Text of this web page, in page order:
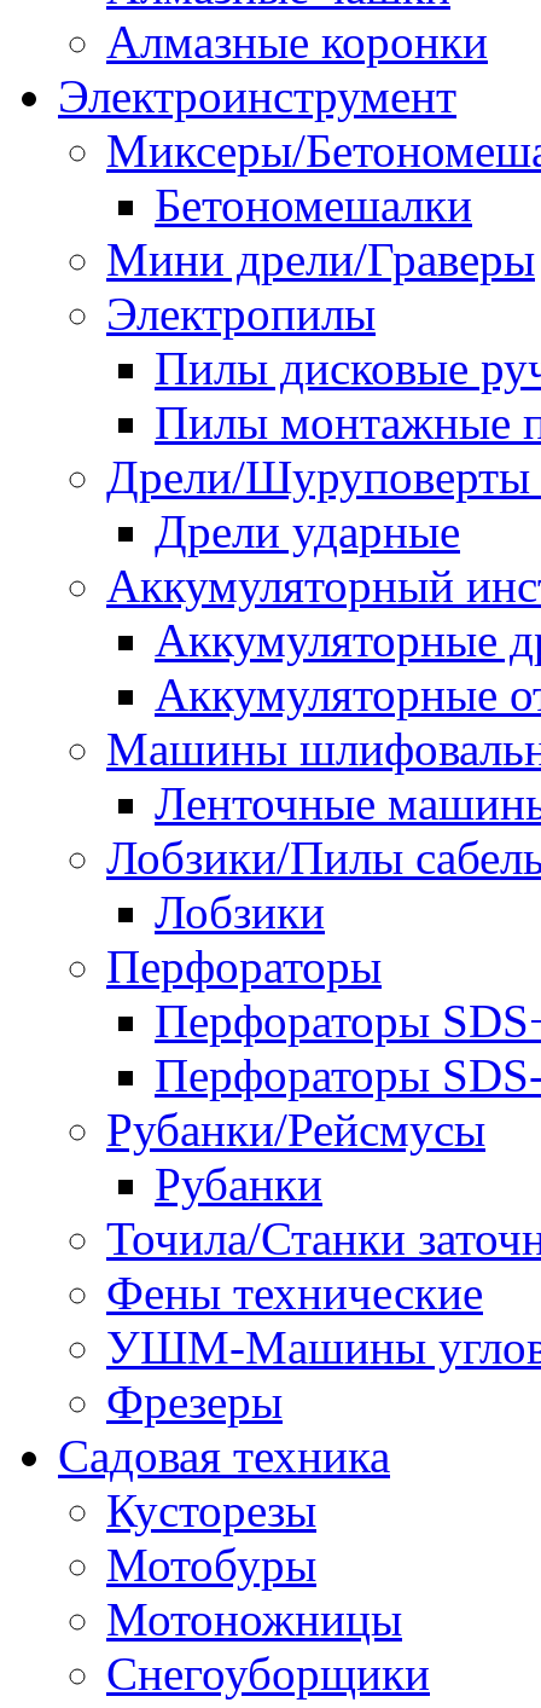
Алмазные коронки
Электроинструмент
Миксеры/
Бетономешалки
Мини дрели/Граверы
Электропилы
Пилы дисковые
Пилы монтажные
Дрели/Шуруповерты
Дрели ударные
Аккумуляторный
Аккумуляторные
Аккумуляторные
Машины
Ленточные
Лобзики/Пилы
Лобзики
Перфораторы
Перфораторы
Перфораторы
Рубанки/Рейсмусы
Рубанки
Точила/Станки
Фены технические
УШМ-Машины
Фрезеры
Садовая техника
Кусторезы
Мотобуры
Мотоножницы
Снегоуборщики